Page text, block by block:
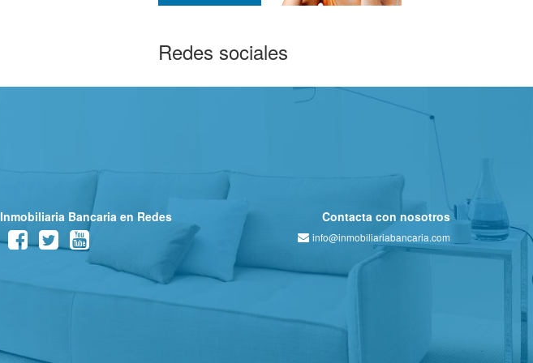
Redes sociales
Inmobiliaria Bancaria en Redes Contacta con nosotros
info@inmobiliariabancaria.com